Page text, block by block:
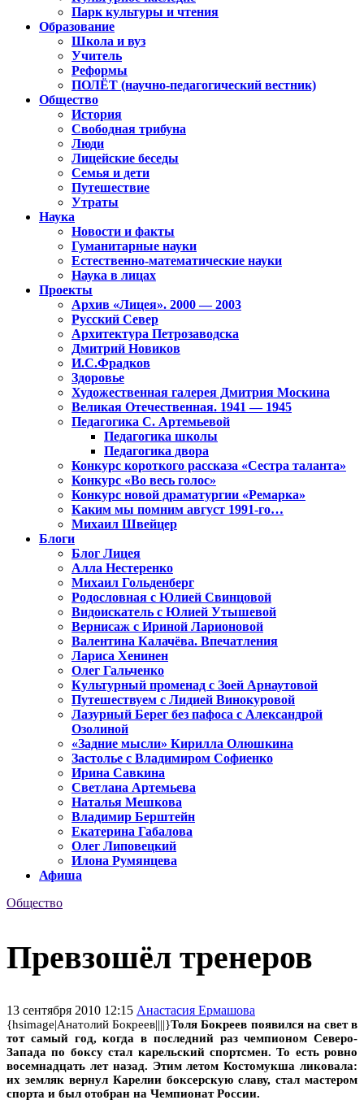
Парк культуры и чтения
Образование
Школа и вуз
Учитель
Реформы
ПОЛЁТ (научно-педагогический вестник)
Общество
История
Свободная трибуна
Люди
Лицейские беседы
Семья и дети
Путешествие
Утраты
Наука
Новости и факты
Гуманитарные науки
Естественно-математические науки
Наука в лицах
Проекты
Архив «Лицея». 2000 — 2003
Русский Север
Архитектура Петрозаводска
Дмитрий Новиков
И.С.Фрадков
Здоровье
Художественная галерея Дмитрия Москина
Великая Отечественная. 1941 — 1945
Педагогика С. Артемьевой
Педагогика школы
Педагогика двора
Конкурс короткого рассказа «Сестра таланта»
Конкурс «Во весь голос»
Конкурс новой драматургии «Ремарка»
Каким мы помним август 1991-го…
Михаил Швейцер
Блоги
Блог Лицея
Алла Нестеренко
Михаил Гольденберг
Родословная с Юлией Свинцовой
Видоискатель с Юлией Утышевой
Вернисаж с Ириной Ларионовой
Валентина Калачёва. Впечатления
Лариса Хенинен
Олег Гальченко
Культурный променад с Зоей Арнаутовой
Путешествуем с Лидией Винокуровой
Лазурный Берег без пафоса с Александрой
Озолиной
«Задние мысли» Кирилла Олюшкина
Застолье с Владимиром Софиенко
Ирина Савкина
Светлана Артемьева
Наталья Мешкова
Владимир Берштейн
Екатерина Габалова
Олег Липовецкий
Илона Румянцева
Афиша
Общество
Превзошёл тренеров
13 сентября 2010 12:15 Анастасия Ермашова
{hsimage|Анатолий Бокреев||||}Толя Бокреев появился на свет в
тот самый год, когда в последний раз чемпионом Северо-
Запада по боксу стал карельский спортсмен. То есть ровно
восемнадцать лет назад. Этим летом Костомукша ликовала:
их земляк вернул Карелии боксерскую славу, стал мастером
спорта и был отобран на Чемпионат России.